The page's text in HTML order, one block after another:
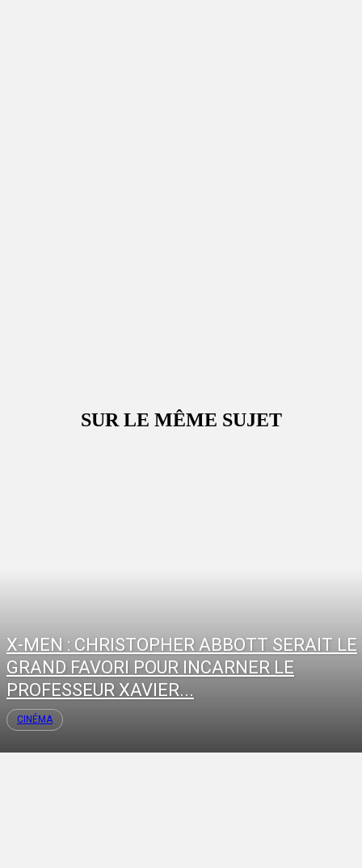
SUR LE MÊME SUJET
X-MEN : CHRISTOPHER ABBOTT SERAIT LE
GRAND FAVORI POUR INCARNER LE
PROFESSEUR XAVIER...
CINÉMA